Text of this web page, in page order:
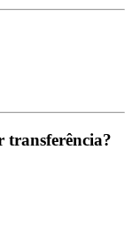
transferência?